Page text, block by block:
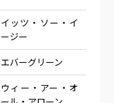
イッツ・ソー・イ
ージー
エバーグリーン
ウィー・アー・オ